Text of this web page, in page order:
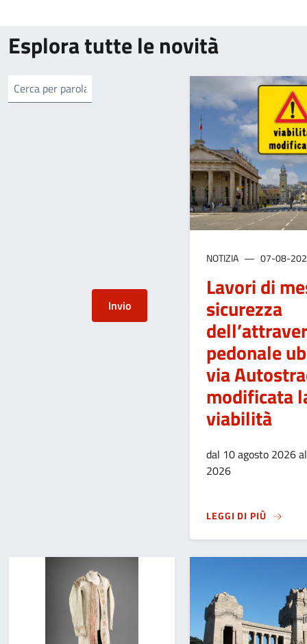
Esplora tutte le novità
NOTIZIA 07-08-
Lavori di
sicurezza
pedonale
via
modificata
viabilità
dal 10 agosto 2026
2026
LEGGI DI PIÙSU